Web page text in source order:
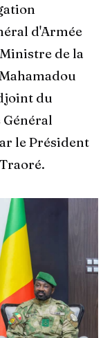
d'Armée
de la
du
le Président